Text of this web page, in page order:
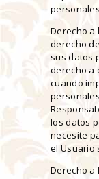
Derecho a
derecho
sus datos
derecho a
cuando
los datos
necesite
el Usuario
Derecho a